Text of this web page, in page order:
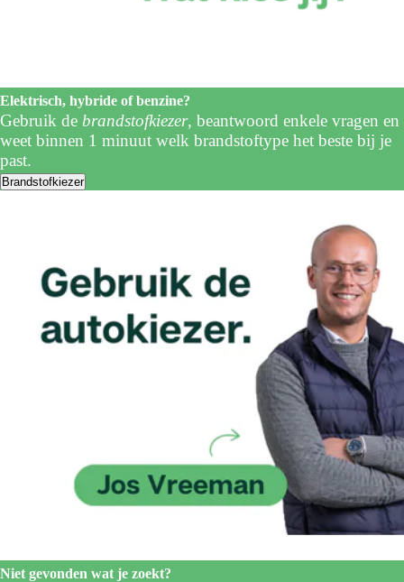
Elektrisch, hybride of benzine?
Gebruik de brandstofkiezer, beantwoord enkele vragen en
weet binnen 1 minuut welk brandstoftype het beste bij je
past.
Brandstofkiezer
Niet gevonden wat je zoekt?